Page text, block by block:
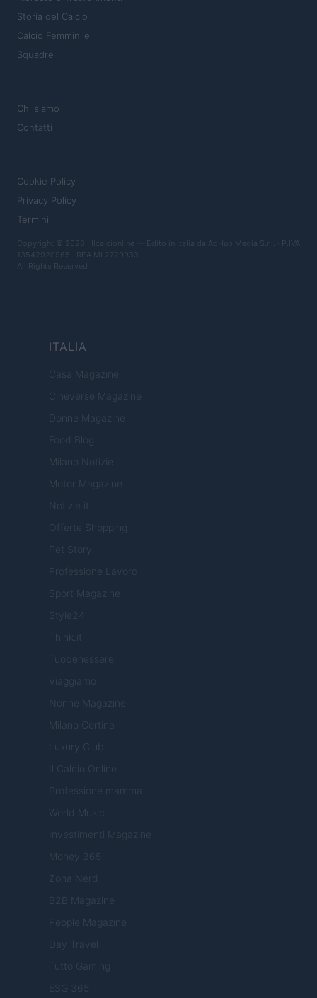
Storia del Calcio
Calcio Femminile
Squadre
Chi siamo
Contatti
Cookie Policy
Privacy Policy
Termini
Copyright © 2026 · Ilcalcionline — Edito in Italia da AdHub Media S.r.l. · P.IVA
13542920965 · REA MI 2729933
All Rights Reserved
ITALIA
Casa Magazine
Cineverse Magazine
Donne Magazine
Food Blog
Milano Notizie
Motor Magazine
Notizie.it
Offerte Shopping
Pet Story
Professione Lavoro
Sport Magazine
Style24
Think.it
Tuobenessere
Viaggiamo
Nonne Magazine
Milano Cortina
Luxury Club
Il Calcio Online
Professione mamma
World Music
Investimenti Magazine
Money 365
Zona Nerd
B2B Magazine
People Magazine
Day Travel
Tutto Gaming
ESG 365